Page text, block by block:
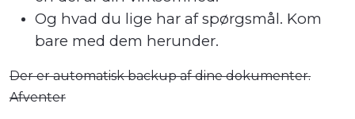
Og hvad du lige har af spørgsmål. Kom
bare med dem herunder.
Der er automatisk backup af dine dokumenter.
Afventer